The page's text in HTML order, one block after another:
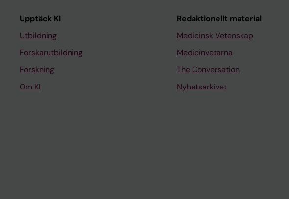
Upptäck KI
Utbildning
Forskarutbildning
Forskning
Om KI
Redaktionellt material
Medicinsk Vetenskap
Medicinvetarna
The Conversation
Nyhetsarkivet